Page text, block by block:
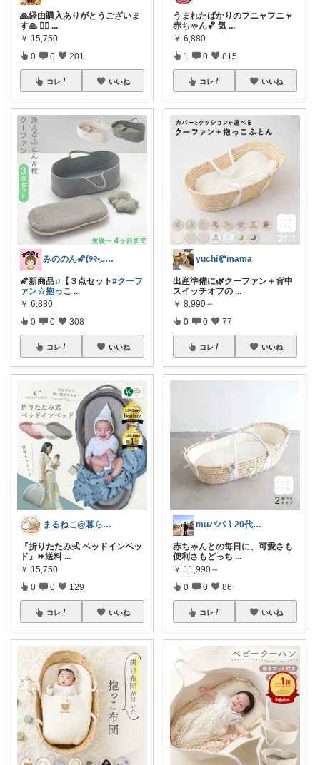
🙏経由購入ありがとうございま
す🙏 💁‍♀️ ...
￥ 15,750
0 0 201
コレ いいね
みののん🌠(୨୧•͈ᴗ•͈)感謝♡
🌠新商品♫【３点セット#クーフ
ァン☆抱っこ ...
￥ 6,880
0 0 308
コレ いいね
まるねこ@暮らしと子育て🐈️🌸
『折りたたみ式 ベッドインベッ
ド』⏩️送料 ...
￥ 15,750
0 0 129
コレ いいね
うまれたばかりのフニャフニャ
赤ちゃん💕 気 ...
￥ 6,880
1 0 815
コレ いいね
yuchi🥐mama
出産準備に🌿クーファン＋背中
スイッチオフの ...
￥ 8,990～
0 0 77
コレ いいね
muパパ ⌇ 20代パパの子育て
赤ちゃんとの毎日に、可愛さも
便利さもどっち ...
￥ 11,990～
0 0 86
コレ いいね